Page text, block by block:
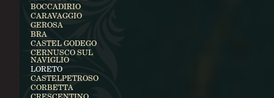
BOCCADIRIO
CARAVAGGIO
GEROSA
BRA
CASTEL GODEGO
CERNUSCO SUL
NAVIGLIO
LORETO
CASTELPETROSO
CORBETTA